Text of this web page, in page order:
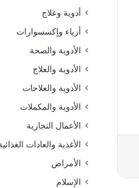
أدوية وعلاج
أزياء وإكسسوارات
الأدوية والصحة
الأدوية والعلاج
الأدوية والعلاجات
الأدوية والمكملات
الأعمال التجارية
الأغذية والعادات
الأمراض
الإسلام